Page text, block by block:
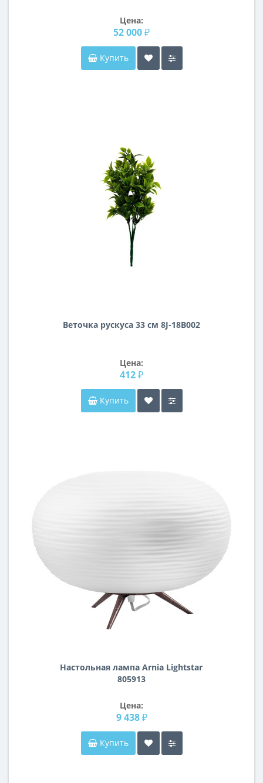
Цена:
52 000 ₽
Купить
Веточка рускуса 33 см 8J-18B002
Цена:
412 ₽
Купить
Настольная лампа Arnia Lightstar
805913
Цена:
9 438 ₽
Купить